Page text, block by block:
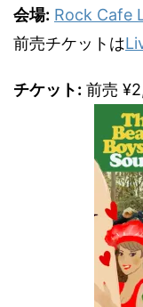
会場: Rock Cafe
前売チケットは
チケット: 前売